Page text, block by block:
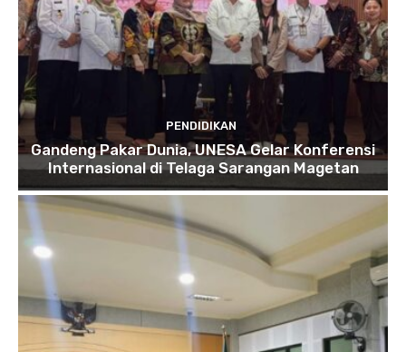
PENDIDIKAN
Gandeng Pakar Dunia, UNESA Gelar Konferensi
Internasional di Telaga Sarangan Magetan